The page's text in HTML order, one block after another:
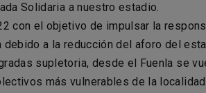
Solidaria a nuestro estadio.
con el objetivo de impulsar la
a la reducción del aforo del
supletoria, desde el Fuenla se
más vulnerables de la